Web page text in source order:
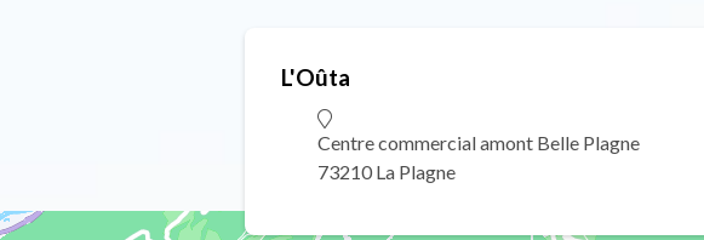
L'Oûta
Centre commercial amont Belle Plagne
73210 La Plagne